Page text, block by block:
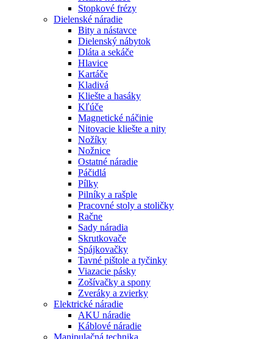
Stopkové frézy
Dielenské náradie
Bity a nástavce
Dielenský nábytok
Dláta a sekáče
Hlavice
Kartáče
Kladivá
Kliešte a hasáky
Kľúče
Magnetické náčinie
Nitovacie kliešte a nity
Nožíky
Nožnice
Ostatné náradie
Páčidlá
Pílky
Pilníky a rašple
Pracovné stoly a stoličky
Račne
Sady náradia
Skrutkovače
Spájkovačky
Tavné pištole a tyčinky
Viazacie pásky
Zošívačky a spony
Zveráky a zvierky
Elektrické náradie
AKU náradie
Káblové náradie
Manipulačná technika